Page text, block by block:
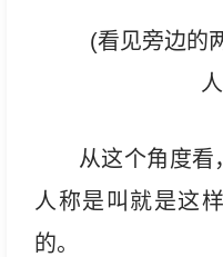
(看见旁边的
从这个角度看
人称是叫就是这
的。